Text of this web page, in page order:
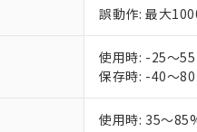
誤動作: 最大
使用時: -25～
保存時: -40～
使用時: 35～